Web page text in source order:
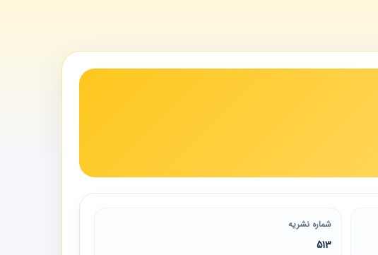
شماره نشریه
513